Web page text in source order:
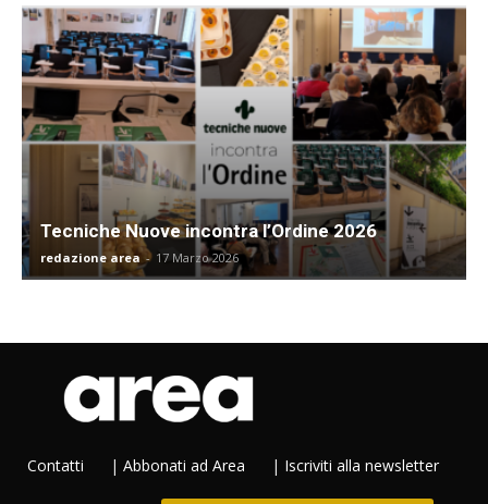
Tecniche Nuove incontra l’Ordine 2026
redazione area - 17 Marzo 2026
Contatti | Abbonati ad Area | Iscriviti alla newsletter